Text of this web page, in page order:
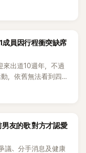
讓不少曾追看節目的
員因行程衝突缺席
來出道10週年，不過
，依舊無法看到四人
將由Jisoo（智秀）、
友的歌 對方才認愛
議、分手消息及健康